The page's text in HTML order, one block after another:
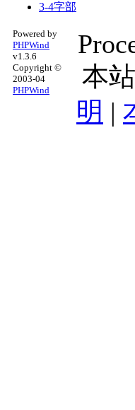
3-4字部
Powered by
PHPWind
v1.3.6
Copyright ©
2003-04
PHPWind
本
明 |